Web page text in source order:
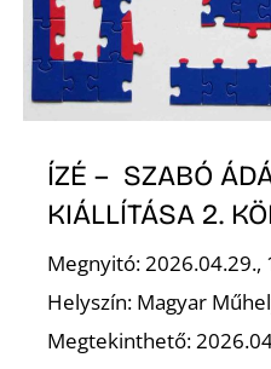
ÍZÉ – SZABÓ
KIÁLLÍTÁSA 2.
Megnyitó: 2026.04.29.,
Helyszín: Magyar
Megtekinthető: